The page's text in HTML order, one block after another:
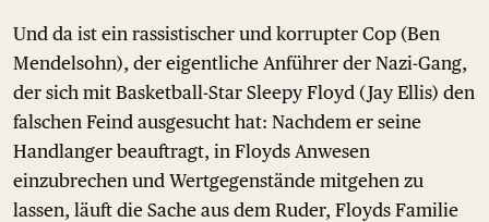
Und da ist ein rassistischer und korrupter Cop (Ben
Mendelsohn), der eigentliche Anführer der Nazi-Gang,
der sich mit Basketball-Star Sleepy Floyd (Jay Ellis) den
falschen Feind ausgesucht hat: Nachdem er seine
Handlanger beauftragt, in Floyds Anwesen
einzubrechen und Wertgegenstände mitgehen zu
lassen, läuft die Sache aus dem Ruder, Floyds Familie